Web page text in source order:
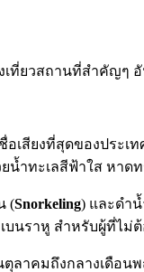
ยวสถานที่สำคัญๆ อั
เสียงที่สุดของประเท
ยน้ำทะเลสีฟ้าใส
(Snorkeling) และดำ
นราหู สำหรับผู้ที่ไม่
ตุลาคมถึงกลางเดือ